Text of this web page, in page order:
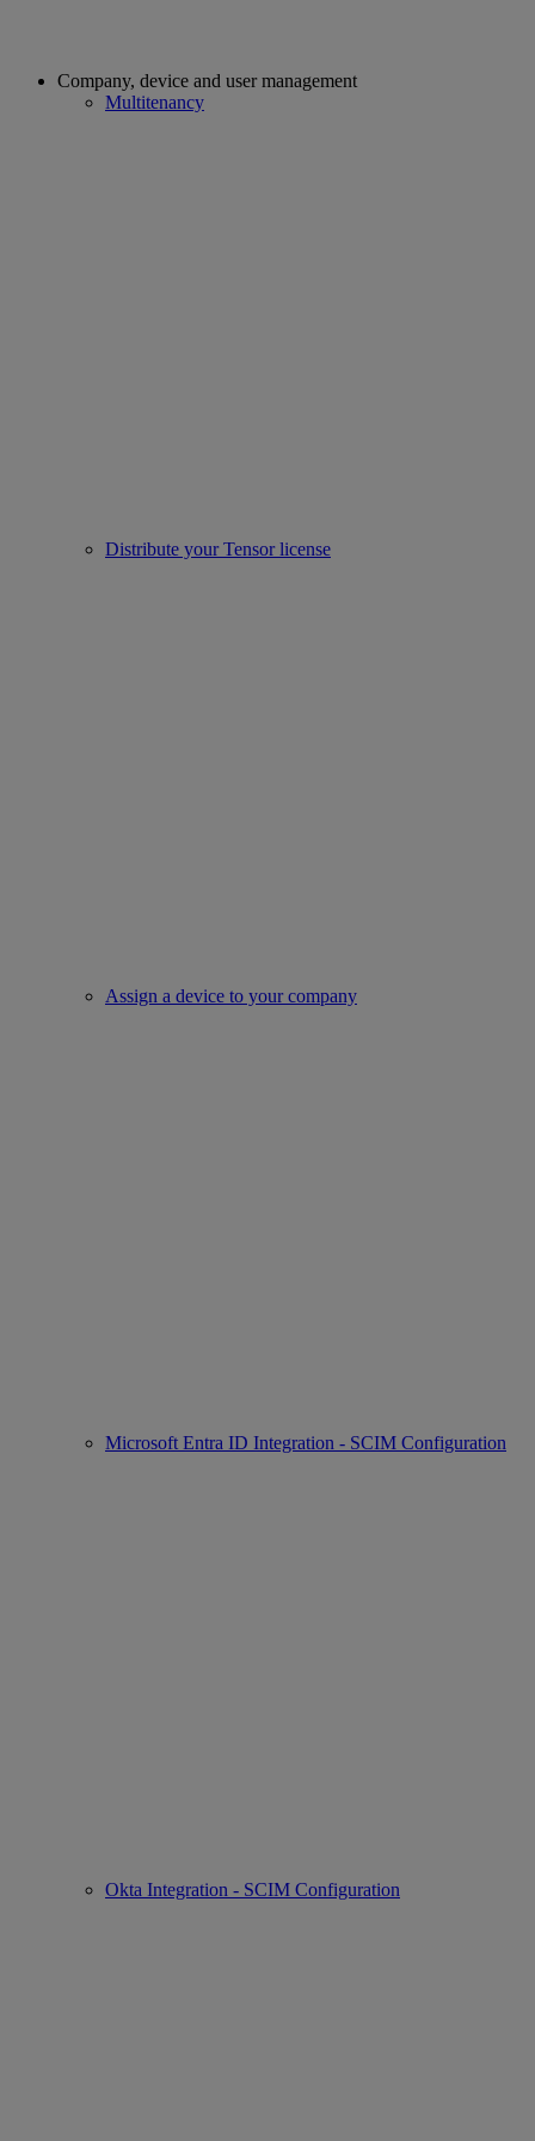
Company, device and user management
Multitenancy
Distribute your Tensor license
Assign a device to your company
Microsoft Entra ID Integration - SCIM Configuration
Okta Integration - SCIM Configuration